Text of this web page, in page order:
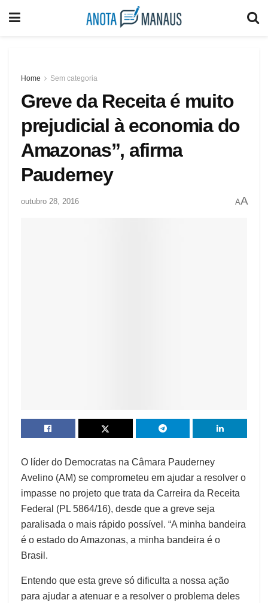
Home Sem categoria
Greve da Receita é muito
prejudicial à economia do
Amazonas”, afirma
Pauderney
outubro 28, 2016 AA
O líder do Democratas na Câmara Pauderney
Avelino (AM) se comprometeu em ajudar a resolver o
impasse no projeto que trata da Carreira da Receita
Federal (PL 5864/16), desde que a greve seja
paralisada o mais rápido possível. “A minha bandeira
é o estado do Amazonas, a minha bandeira é o
Brasil.
Entendo que esta greve só dificulta a nossa ação
para ajudar a atenuar e a resolver o problema deles